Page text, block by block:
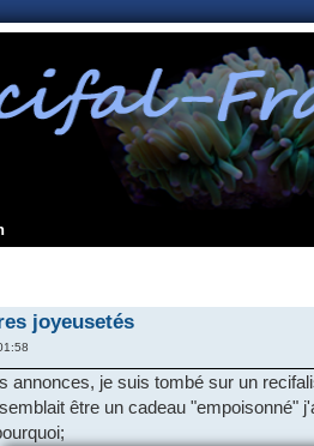
joyeusetés
annonces, je suis tombé sur un
être un cadeau "empoisonné"